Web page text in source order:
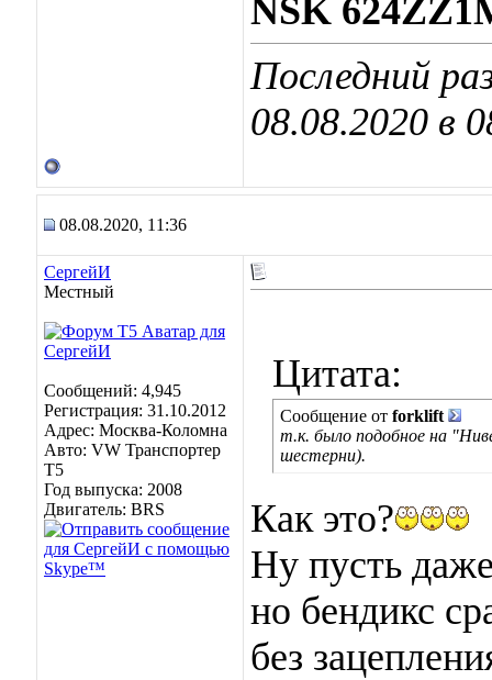
NSK
Последний
08.08.2020 в
08.08.2020, 11:36
СергейИ
Местный
Сообщений: 4,945
Регистрация: 31.10.2012
Адрес: Москва-Коломна
Авто: VW Транспортер
Т5
Год выпуска: 2008
Двигатель: BRS
Цитата:
Сообщение от forklift
т.к. было подобное на
шестерни).
Как это?
Ну пусть
но бендикс
без